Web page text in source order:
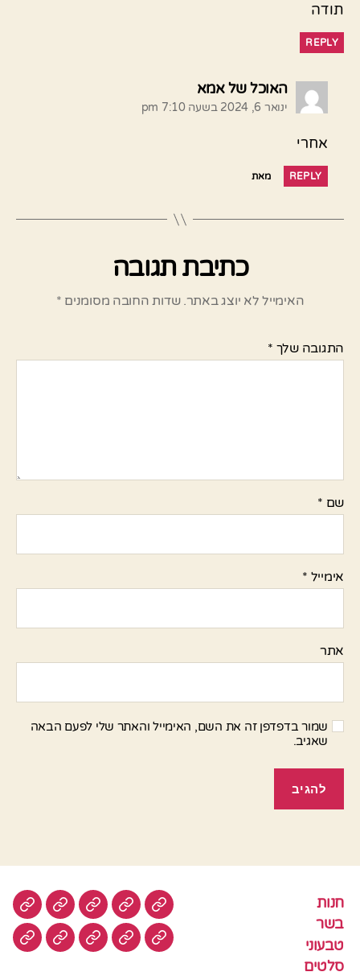
תודה
REPLY
האוכל של אמא
ינואר 6, 2024 בשעה 7:10 pm
אחרי
REPLY מאת
כתיבת תגובה
האימייל לא יוצג באתר. שדות החובה מסומנים *
התגובה שלך *
שם *
אימייל *
אתר
שמור בדפדפן זה את השם, האימייל והאתר שלי לפעם הבאה
שאגיב.
חנות
בשר
טבעוני
סלטים
חנות בשר טבעוניסלטים
עוגיותעוף צמחונידגים